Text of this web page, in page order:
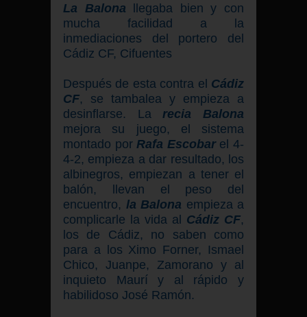
La Balona llegaba bien y con
mucha facilidad a la
inmediaciones del portero del
Cádiz CF, Cifuentes
Después de esta contra el Cádiz
CF, se tambalea y empieza a
desinflarse. La recia Balona
mejora su juego, el sistema
montado por Rafa Escobarel 4-
4-2, empieza a dar resultado, los
albinegros, empiezan a tener el
balón, llevan el peso del
encuentro, la Balona empieza a
complicarle la vida al Cádiz CF,
los de Cádiz, no saben como
para a los Ximo Forner, Ismael
Chico, Juanpe, Zamorano y al
inquieto Maurí y al rápido y
habilidoso José Ramón.